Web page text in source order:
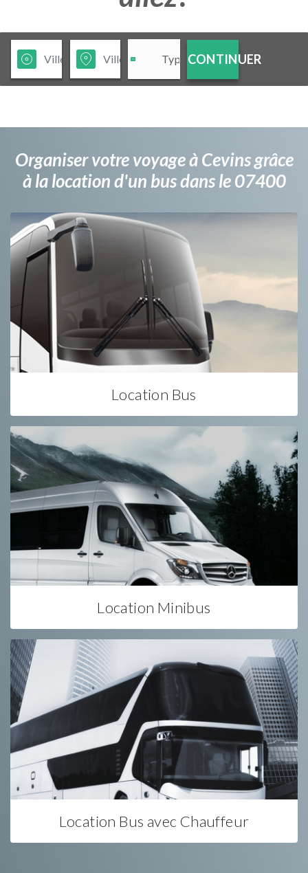
CONTINUER
Organiser votre voyage à Cevins grâce
à la location d'un bus dans le 07400
Location Bus
Location Minibus
Location Bus avec Chauffeur